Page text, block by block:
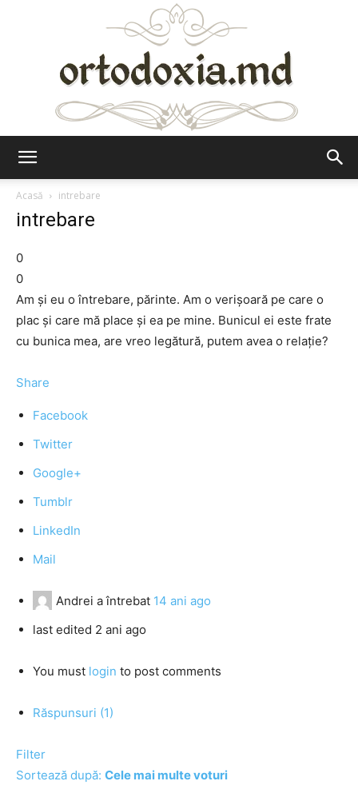
Acasă
intrebare
intrebare
0
0
Am şi eu o întrebare, părinte. Am o verişoară pe care o
plac şi care mă place şi ea pe mine. Bunicul ei este frate
cu bunica mea, are vreo legătură, putem avea o relaţie?
Share
Facebook
Twitter
Google+
Tumblr
LinkedIn
Mail
Andrei a întrebat 14 ani ago
last edited 2 ani ago
You must login to post comments
Răspunsuri (1)
Filter
Sortează după: Cele mai multe voturi